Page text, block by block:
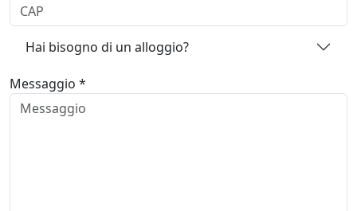
Hai bisogno di un alloggio?
Messaggio *